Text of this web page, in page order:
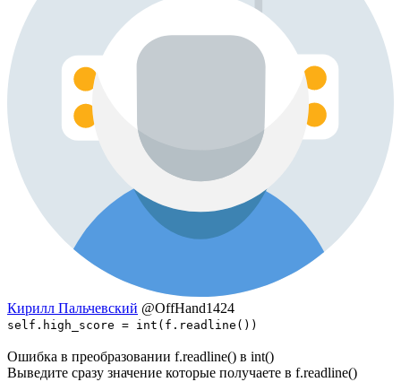
Кирилл Пальчевский @OffHand1424
self.high_score = int(f.readline())
Ошибка в преобразовании f.readline() в int()
Выведите сразу значение которые получаете в f.readline()